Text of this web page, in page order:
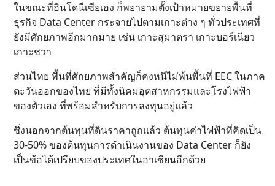
ในขณะที่อินโดนีเซียเอง ก็พยายามตั้งเป้าหมายขยายพื้นที่
ธุรกิจ Data Center กระจายไปตามเกาะต่าง ๆ ทั่วประเทศที่
ยังมีศักยภาพอีกมากมาย เช่น เกาะสุมาตรา เกาะบอร์เนียว
เกาะชวา
ส่วนไทย พื้นที่ศักยภาพสำคัญก็คงหนีไม่พ้นพื้นที่ EEC ในภาค
ตะวันออกของไทย ที่มีทั้งนิคมอุตสาหกรรมและโรงไฟฟ้า
ของตัวเอง ที่พร้อมสำหรับการลงทุนอยู่แล้ว
ซึ่งนอกจากต้นทุนที่ดินราคาถูกแล้ว ต้นทุนค่าไฟฟ้าที่คิดเป็น
30-50% ของต้นทุนการดำเนินงานของ Data Center ก็ยัง
เป็นข้อได้เปรียบของประเทศในอาเซียนอีกด้วย